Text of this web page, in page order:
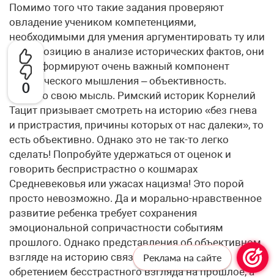
0
Помимо того что такие задания проверяют
овладение учеником компетенциями,
необходимыми для умения аргументировать ту или
иную позицию в анализе исторических фактов, они
также формируют очень важный компонент
исторического мышления – объективность.
Поясню свою мысль. Римский историк Корнелий
Тацит призывает смотреть на историю «без гнева
и пристрастия, причины которых от нас далеки», то
есть объективно. Однако это не так-то легко
сделать! Попробуйте удержаться от оценок и
говорить беспристрастно о кошмарах
Средневековья или ужасах нацизма! Это порой
просто невозможно. Да и морально-нравственное
развитие ребенка требует сохранения
эмоциональной сопричастности событиям
прошлого. Однако представления об объективном
взгляде на историю связаны во многом не с
обретением бесстрастного взгляда на прошлое, а
Реклама на сайте